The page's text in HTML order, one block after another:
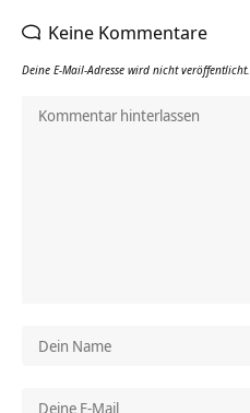
Keine Kommentare
Deine E-Mail-Adresse wird nicht veröffentlicht.